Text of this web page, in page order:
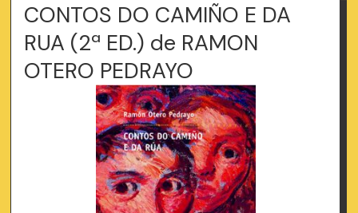
CONTOS DO CAMIÑO E DA
RUA (2ª ED.) de RAMON
OTERO PEDRAYO